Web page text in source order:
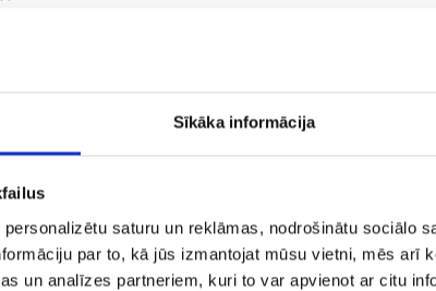
Sīkāka informācija
saturu un reklāmas, nodrošinātu sociālo
par to, kā jūs izmantojat mūsu vietni, mēs arī
un analīzes partneriem, kuri to var apvienot ar citu
Eindhovena Tiešais